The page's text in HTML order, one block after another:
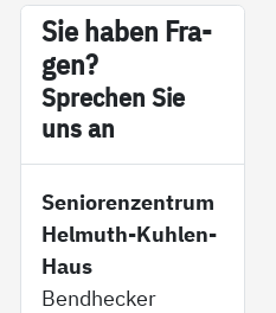
Sie ha­ben Fra­
gen?
Sp­re­chen Sie
uns an
Seniorenzentrum
Helmuth-Kuhlen-
Haus
Bendhecker